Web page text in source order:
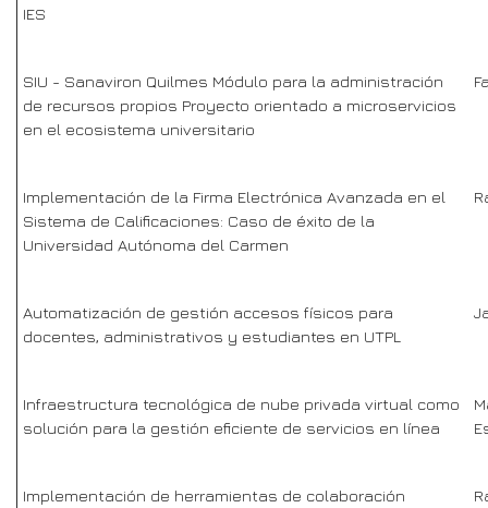
IES
SIU - Sanaviron Quilmes Módulo para la administración
de recursos propios Proyecto orientado a microservicios
en el ecosistema universitario
Implementación de la Firma Electrónica Avanzada en el
Sistema de Calificaciones: Caso de éxito de la
Universidad Autónoma del Carmen
Automatización de gestión accesos físicos para
docentes, administrativos y estudiantes en UTPL
Infraestructura tecnológica de nube privada virtual como
solución para la gestión eficiente de servicios en línea
Implementación de herramientas de colaboración